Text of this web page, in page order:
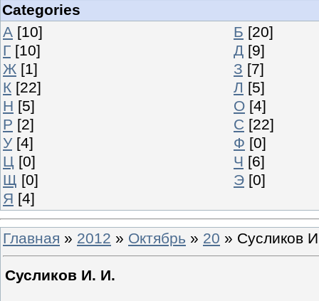
Categories
А [10] Б [20]
Г [10] Д [9]
Ж [1] З [7]
К [22] Л [5]
Н [5] О [4]
Р [2] С [22]
У [4] Ф [0]
Ц [0] Ч [6]
Щ [0] Э [0]
Я [4]
Главная » 2012 » Октябрь » 20 » Сусликов
Сусликов И. И.